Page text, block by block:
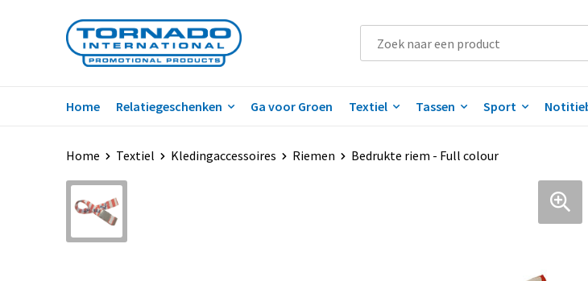
Home Relatiegeschenken Ga voor Groen Textiel Tassen Sport
Home Textiel Kledingaccessoires Riemen Bedrukte riem - Full colour